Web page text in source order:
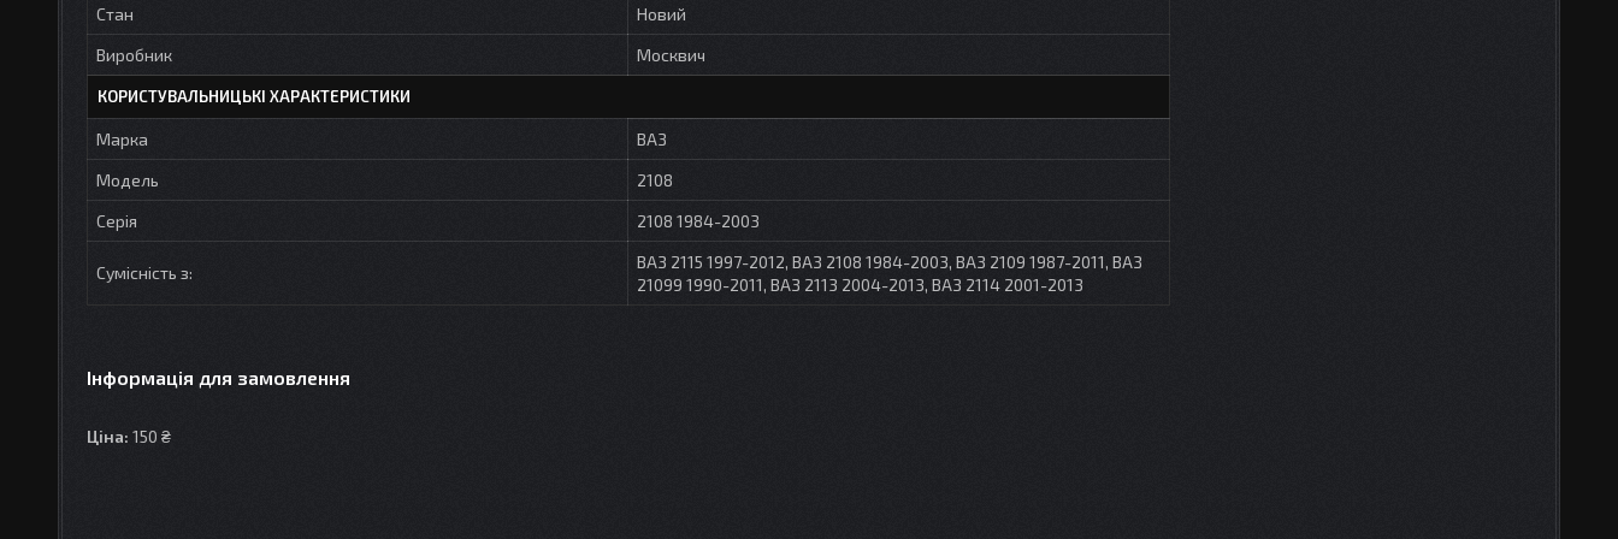
Стан
Новий
Виробник
Москвич
КОРИСТУВАЛЬНИЦЬКІ ХАРАКТЕРИСТИКИ
Марка
ВАЗ
Модель
2108
Серія
2108 1984-2003
Сумісність з:
ВАЗ 2115 1997-2012, ВАЗ 2108 1984-2003, ВАЗ 2109 1987-2011, ВАЗ
21099 1990-2011, ВАЗ 2113 2004-2013, ВАЗ 2114 2001-2013
Інформація для замовлення
Ціна: 150 ₴